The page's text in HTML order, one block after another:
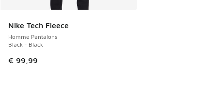
Nike Tech Fleece
Homme Pantalons
Black - Black
€ 99,99